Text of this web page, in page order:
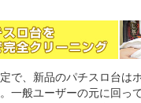
で、新品のパチスロ台は
一般ユーザーの元に回っ